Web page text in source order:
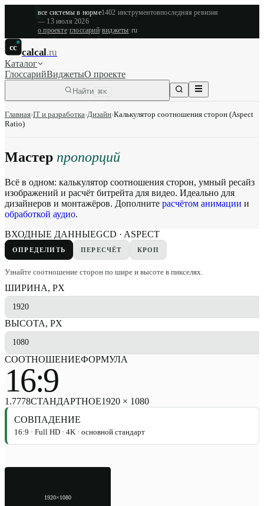
все системы в норме1402 инструментовпоследняя ревизия
— 13 июля 2026
о проекте·глоссарий·виджеты·ru
cc calcal.ru
Каталог
ГлоссарийВиджетыО проекте
Найти ⌘K
Главная›IT и разработка›Дизайн›Калькулятор соотношения сторон (Aspect
Ratio)
Мастер пропорций
Всё в одном: калькулятор соотношения сторон, умный ресайз
изображений и расчёт битрейта для видео. Идеально для
дизайнеров и монтажёров. Дополните расчётом анимации и
обработкой аудио.
ВХОДНЫЕ ДАННЫЕGCD · ASPECT
ОПРЕДЕЛИТЬ ПЕРЕСЧЁТ КРОП
Узнайте соотношение сторон по шире и высоте в пикселях.
ШИРИНА, PX
ВЫСОТА, PX
СООТНОШЕНИЕФОРМУЛА
16:9
1.7778СТАНДАРТНОЕ1920 × 1080
СОВПАДЕНИЕ
16:9 · Full HD · 4K · основной стандарт
1920×1080